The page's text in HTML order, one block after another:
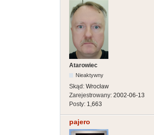
Atarowiec
Nieaktywny
Skąd: Wrocław
Zarejestrowany: 2002-06-13
Posty: 1,663
pajero